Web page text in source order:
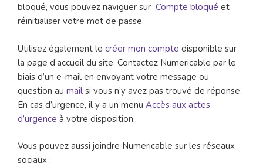
bloqué, vous pouvez naviguer sur Compte bloqué et
réinitialiser votre mot de passe.
Utilisez également le créer mon compte disponible sur
la page d’accueil du site. Contactez Numericable par le
biais d’un e-mail en envoyant votre message ou
question au mail si vous n’y avez pas trouvé de réponse.
En cas d’urgence, il y a un menu Accès aux actes
d’urgence à votre disposition.
Vous pouvez aussi joindre Numericable sur les réseaux
sociaux :